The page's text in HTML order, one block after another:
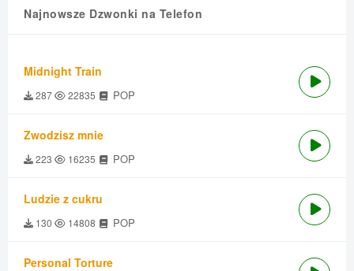
Najnowsze Dzwonki na Telefon
Midnight Train
287 22835 POP
Zwodzisz mnie
223 16235 POP
Ludzie z cukru
130 14808 POP
Personal Torture